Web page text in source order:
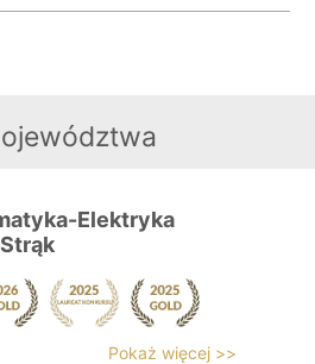
Elektryka
Pokaż więcej >>